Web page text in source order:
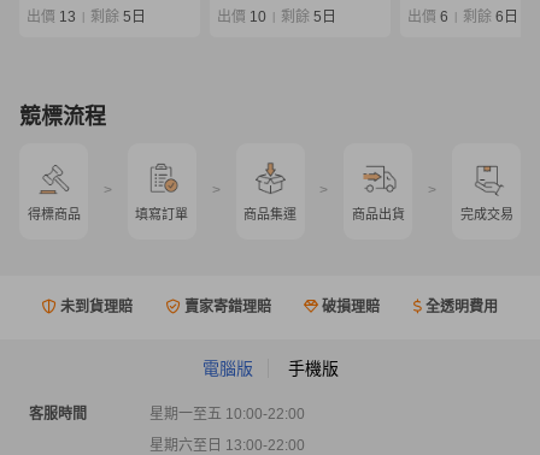
出價 13 剩餘 5日
ス パックロッド ヒラマサ
出價 10 剩餘 5日
カセ釣り 磯釣り チ
出價 6 剩餘 6日
競標流程
得標商品
>
填寫訂單
>
商品集運
>
商品出貨
>
完成交易
未到貨理賠 賣家寄錯理賠 破損理賠 全透明費用
電腦版 手機版
客服時間
星期一至五 10:00-22:00
星期六至日 13:00-22:00